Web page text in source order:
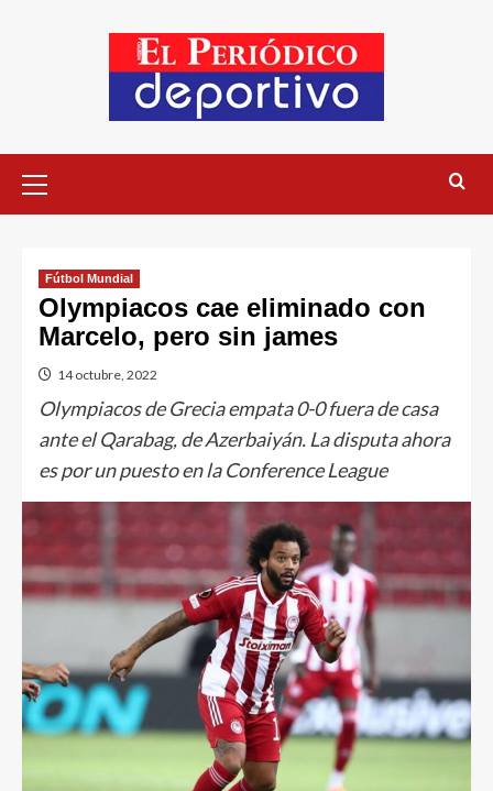
Fútbol Mundial
Olympiacos cae eliminado con
Marcelo, pero sin james
14 octubre, 2022
Olympiacos de Grecia empata 0-0 fuera de casa
ante el Qarabag, de Azerbaiyán. La disputa ahora
es por un puesto en la Conference League